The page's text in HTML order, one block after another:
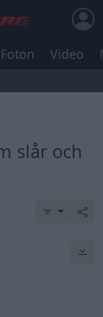
Foton Video
slår och